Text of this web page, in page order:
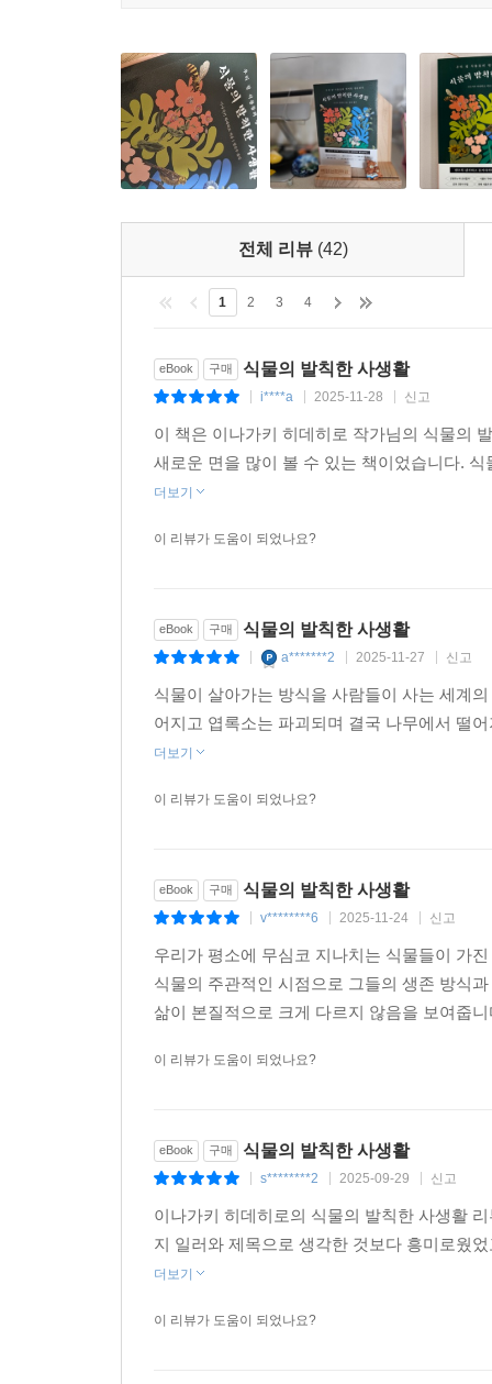
전체 리뷰 (42)
1 2 3 4
eBook 구매 식물의 발칙한 사생활
i****a 2025-11-28 신고
이 책은 이나가키 히데히로 작가님의 식물의
새로운 면을 많이 볼 수 있는 책이었습니다.
더보기
이 리뷰가 도움이 되었나요?
eBook 구매 식물의 발칙한 사생활
a*******2 2025-11-27 신고
식물이 살아가는 방식을 사람들이 사는 세계
어지고 엽록소는 파괴되며 결국 나무에서 떨
더보기
이 리뷰가 도움이 되었나요?
eBook 구매 식물의 발칙한 사생활
v********6 2025-11-24 신고
우리가 평소에 무심코 지나치는 식물들이 가
식물의 주관적인 시점으로 그들의 생존 방식
삶이 본질적으로 크게 다르지 않음을 보여줍
이 리뷰가 도움이 되었나요?
eBook 구매 식물의 발칙한 사생활
s********2 2025-09-29 신고
이나가키 히데히로의 식물의 발칙한 사생활
지 일러와 제목으로 생각한 것보다 흥미로웠
더보기
이 리뷰가 도움이 되었나요?